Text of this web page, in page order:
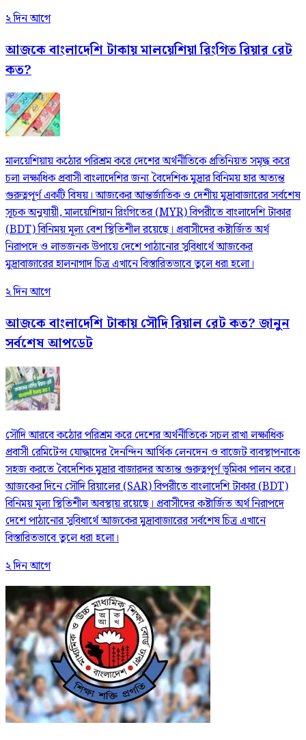
২ দিন আগে
আজকে বাংলাদেশি টাকায় মালয়েশিয়া রিংগিত রিয়ার রেট
কত?
মালয়েশিয়ায় কঠোর পরিশ্রম করে দেশের অর্থনীতিকে প্রতিনিয়ত সমৃদ্ধ করে
চলা লক্ষাধিক প্রবাসী বাংলাদেশির জন্য বৈদেশিক মুদ্রার বিনিময় হার অত্যন্ত
গুরুত্বপূর্ণ একটি বিষয়। আজকের আন্তর্জাতিক ও দেশীয় মুদ্রাবাজারের সর্বশেষ
সূচক অনুযায়ী, মালয়েশিয়ান রিংগিতের (MYR) বিপরীতে বাংলাদেশি টাকার
(BDT) বিনিময় মূল্য বেশ স্থিতিশীল রয়েছে। প্রবাসীদের কষ্টার্জিত অর্থ
নিরাপদে ও লাভজনক উপায়ে দেশে পাঠানোর সুবিধার্থে আজকের
মুদ্রাবাজারের হালনাগাদ চিত্র এখানে বিস্তারিতভাবে তুলে ধরা হলো।
২ দিন আগে
আজকে বাংলাদেশি টাকায় সৌদি রিয়াল রেট কত? জানুন
সর্বশেষ আপডেট
সৌদি আরবে কঠোর পরিশ্রম করে দেশের অর্থনীতিকে সচল রাখা লক্ষাধিক
প্রবাসী রেমিটেন্স যোদ্ধাদের দৈনন্দিন আর্থিক লেনদেন ও বাজেট ব্যবস্থাপনাকে
সহজ করতে বৈদেশিক মুদ্রার বাজারদর অত্যন্ত গুরুত্বপূর্ণ ভূমিকা পালন করে।
আজকের দিনে সৌদি রিয়ালের (SAR) বিপরীতে বাংলাদেশি টাকার (BDT)
বিনিময় মূল্য স্থিতিশীল অবস্থায় রয়েছে। প্রবাসীদের কষ্টার্জিত অর্থ নিরাপদে
দেশে পাঠানোর সুবিধার্থে আজকের মুদ্রাবাজারের সর্বশেষ চিত্র এখানে
বিস্তারিতভাবে তুলে ধরা হলো।
২ দিন আগে